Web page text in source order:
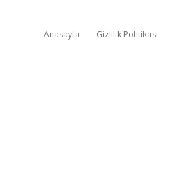
Anasayfa Gizlilik Politikası